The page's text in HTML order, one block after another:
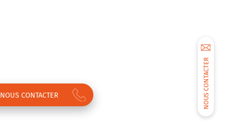
NOUS CONTACTER
NOUS CONTACTER